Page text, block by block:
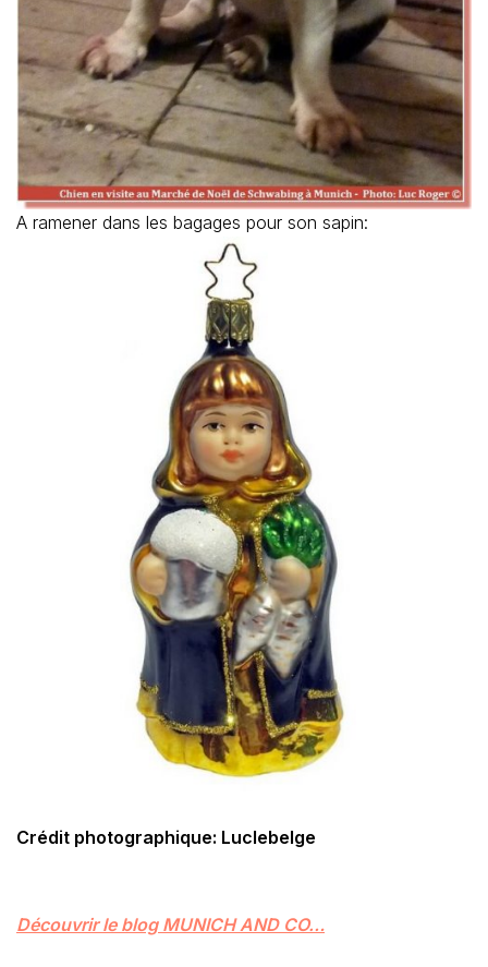
A ramener dans les bagages pour son sapin:
Crédit photographique: Luclebelge
Découvrir le blog MUNICH AND CO…